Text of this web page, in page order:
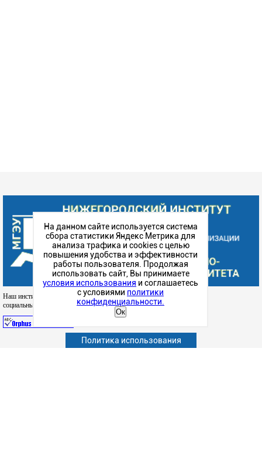
Наш институт в
социальных сетях
Абитуриенту
Политика использования
На данном сайте используется система
сбора статистики Яндекс Метрика для
анализа трафика и cookies с целью
повышения удобства и эффективности
работы пользователя. Продолжая
использовать сайт, Вы принимаете
условия использования и соглашаетесь
с условиями политики
конфиденциальности.
Ок